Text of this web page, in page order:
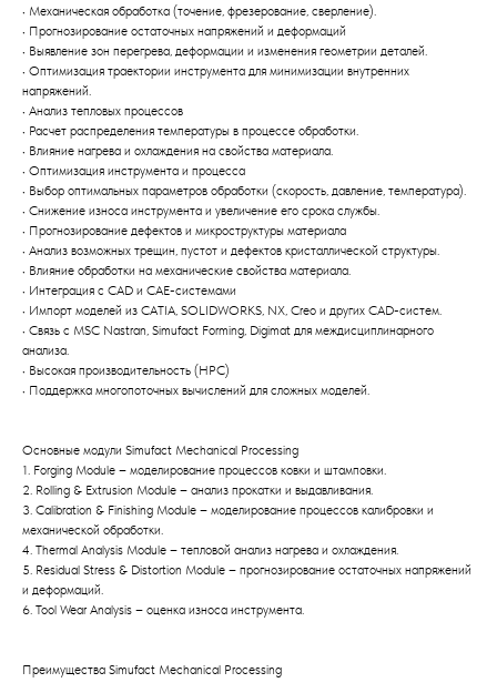
• Механическая обработка (точение, фрезерование, сверление).
• Прогнозирование остаточных напряжений и деформаций
• Выявление зон перегрева, деформации и изменения геометрии деталей.
• Оптимизация траектории инструмента для минимизации внутренних
напряжений.
• Анализ тепловых процессов
• Расчет распределения температуры в процессе обработки.
• Влияние нагрева и охлаждения на свойства материала.
• Оптимизация инструмента и процесса
• Выбор оптимальных параметров обработки (скорость, давление, температура).
• Снижение износа инструмента и увеличение его срока службы.
• Прогнозирование дефектов и микроструктуры материала
• Анализ возможных трещин, пустот и дефектов кристаллической структуры.
• Влияние обработки на механические свойства материала.
• Интеграция с CAD и CAE-системами
• Импорт моделей из CATIA, SOLIDWORKS, NX, Creo и других CAD-систем.
• Связь с MSC Nastran, Simufact Forming, Digimat для междисциплинарного
анализа.
• Высокая производительность (HPC)
• Поддержка многопоточных вычислений для сложных моделей.
Основные модули Simufact Mechanical Processing
1. Forging Module – моделирование процессов ковки и штамповки.
2. Rolling & Extrusion Module – анализ прокатки и выдавливания.
3. Calibration & Finishing Module – моделирование процессов калибровки и
механической обработки.
4. Thermal Analysis Module – тепловой анализ нагрева и охлаждения.
5. Residual Stress & Distortion Module – прогнозирование остаточных напряжений
и деформаций.
6. Tool Wear Analysis – оценка износа инструмента.
Преимущества Simufact Mechanical Processing